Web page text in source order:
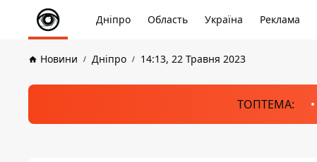
Дніпро Область Україна Реклама
Новини Дніпро 14:13, 22 Травня 2023
ТОПТЕМА: